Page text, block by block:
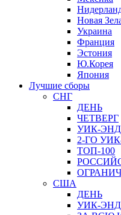
Новая
Украина
Франция
Эстония
Ю.Корея
Япония
Лучшие сборы
СНГ
ДЕНЬ
ЧЕТВЕРГ
УИК-ЭНД
2-ГО
ТОП-100
США
ДЕНЬ
УИК-ЭНД